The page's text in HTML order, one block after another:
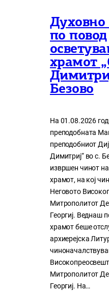
Духовно
по повод
храмот
Безово
На 01.08.2026
преподобната
преподобниот
Димитриј“ во с.
извршен чинот
храмот, на кој
Неговото
Митрополитот
Георгиј. Веднаш
храмот беше
архиерејска
Митрополитот
Георгиј. На…